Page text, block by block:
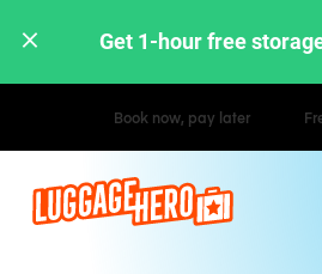
Get 1-hour free
Hourly / Daily